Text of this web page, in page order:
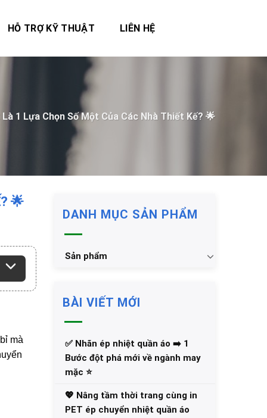
HỖ TRỢ KỸ THUẬT LIÊN HỆ
1 Lựa Chọn Số Một Của Các Nhà Thiết Kế? 🌟
🌟
mà
DANH MỤC SẢN PHẨM
Sản phẩm
BÀI VIẾT MỚI
✅‪ Nhãn ép nhiệt quần áo ➡️ 1
Bước đột phá mới về ngành may
mặc ⭐️
💖 Nâng tầm thời trang cùng in
PET ép chuyển nhiệt quần áo